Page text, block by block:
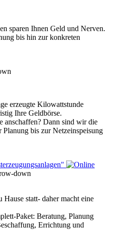
sparen Ihnen Geld und Nerven.
bis hin zur konkreten
erzeugte Kilowattstunde
Ihre Geldbörse.
anschaffen? Dann sind wir die
bis zur Netzeinspeisung
statt- daher macht eine
Paket: Beratung, Planung
Errichtung und